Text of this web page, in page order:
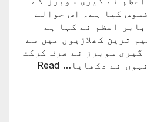
اچھا
کھیلے
گا
وہ
ٹیم
میں
کیا ہے۔ اس حوالے
اعظم نے کہا ہے
ترین کھلاڑیوں میں سے
گیری سوبرز نے صرف کرکٹ
نے دکھایا… Read